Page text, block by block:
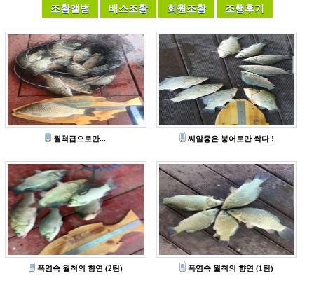
월척급으로만... 씨알좋은 붕어로만 싹다 !
폭염속 월척의 향연 (2탄) 폭염속 월척의 향연 (1탄)